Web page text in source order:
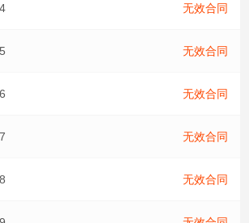
无效合同
无效合同
无效合同
无效合同
无效合同